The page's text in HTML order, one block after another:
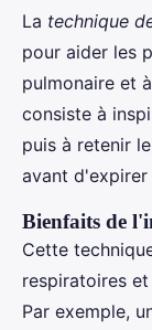
La technique
pour aider les
pulmonaire et
consiste à
puis à retenir
avant d'expirer
Bienfaits de
Cette
respiratoires
Par exemple,